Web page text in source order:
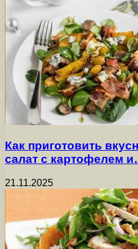
Как приготовить
салат с картофелем
21.11.2025